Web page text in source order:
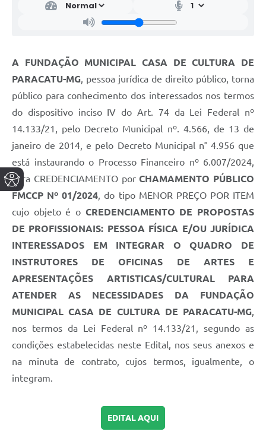
A FUNDAÇÃO MUNICIPAL CASA DE CULTURA DE
PARACATU-MG, pessoa jurídica de direito público, torna
público para conhecimento dos interessados nos termos
do dispositivo inciso IV do Art. 74 da Lei Federal nº
14.133/21, pelo Decreto Municipal nº. 4.566, de 13 de
janeiro de 2014, e pelo Decreto Municipal n° 4.956 que
está instaurando o Processo Financeiro nº 6.007/2024,
para CREDENCIAMENTO porCHAMAMENTO PÚBLICO
FMCCP Nº 01/2024, do tipo MENOR PREÇO POR ITEM
cujo objeto é o CREDENCIAMENTO DE PROPOSTAS
DE PROFISSIONAIS: PESSOA FÍSICA E/OU JURÍDICA
INTERESSADOS EM INTEGRAR O QUADRO DE
INSTRUTORES DE OFICINAS DE ARTES E
APRESENTAÇÕES ARTISTICAS/CULTURAL PARA
ATENDER AS NECESSIDADES DA FUNDAÇÃO
MUNICIPAL CASA DE CULTURA DE PARACATU-MG,
nos termos da Lei Federal nº 14.133/21, segundo as
condições estabelecidas neste Edital, nos seus anexos e
na minuta de contrato, cujos termos, igualmente, o
integram.
EDITAL AQUI